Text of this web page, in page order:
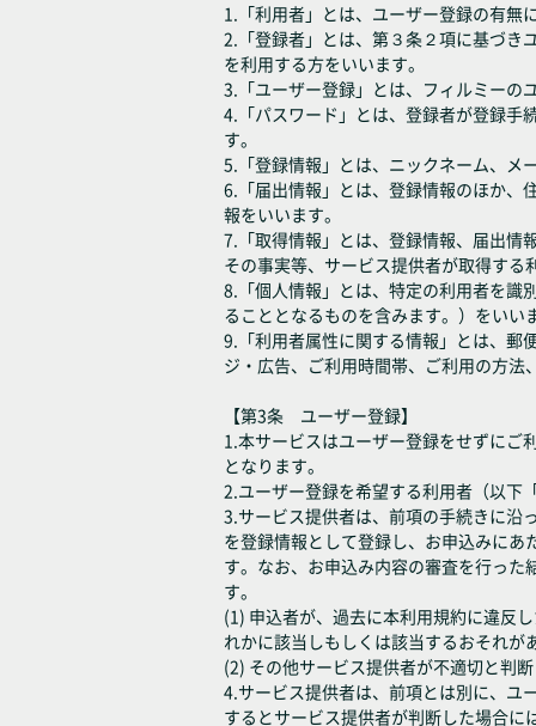
1.「利用者」とは、ユーザー登録の有無
2.「登録者」とは、第３条２項に基づき
を利用する方をいいます。
3.「ユーザー登録」とは、フィルミーの
4.「パスワード」とは、登録者が登録手
す。
5.「登録情報」とは、ニックネーム、メ
6.「届出情報」とは、登録情報のほか、
報をいいます。
7.「取得情報」とは、登録情報、届出情
その事実等、サービス提供者が取得す
8.「個人情報」とは、特定の利用者を識
ることとなるものを含みます。）をいい
9.「利用者属性に関する情報」とは、郵
ジ・広告、ご利用時間帯、ご利用の方
【第3条 ユーザー登録】
1.本サービスはユーザー登録をせずにご
となります。
2.ユーザー登録を希望する利用者（以下
3.サービス提供者は、前項の手続きに沿
を登録情報として登録し、お申込みに
す。なお、お申込み内容の審査を行っ
す。
(1) 申込者が、過去に本利用規約に違反
れかに該当しもしくは該当するおそれが
(2) その他サービス提供者が不適切と判
4.サービス提供者は、前項とは別に、ユ
するとサービス提供者が判断した場合